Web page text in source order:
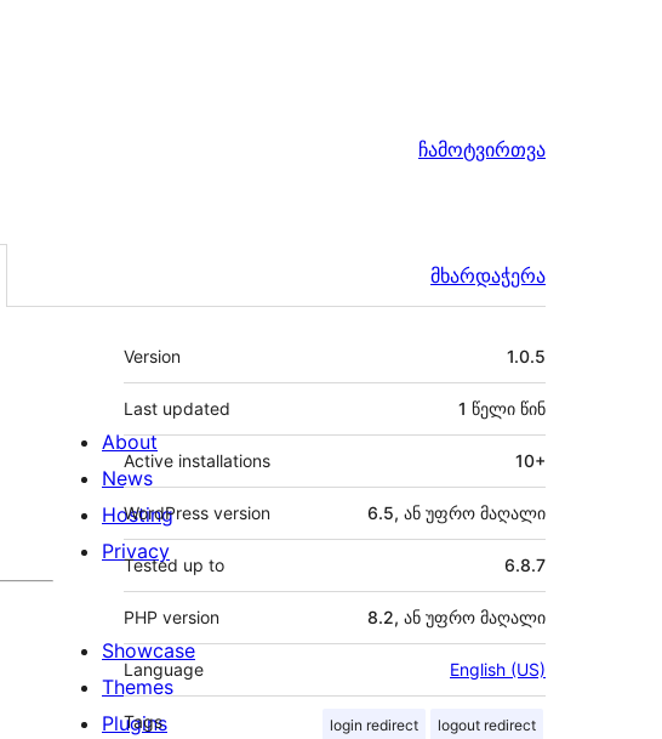
ჩამოტვირთვა
მხარდაჭერა
მეტა
Version 1.0.5
Last updated 1 წელი წინ
Active installations 10+
WordPress version 6.5, ან უფრო მაღალი
Tested up to 6.8.7
PHP version 8.2, ან უფრო მაღალი
Language English (US)
Tags login redirect logout redirect
About
News
Hosting
Privacy
Showcase
Themes
Plugins